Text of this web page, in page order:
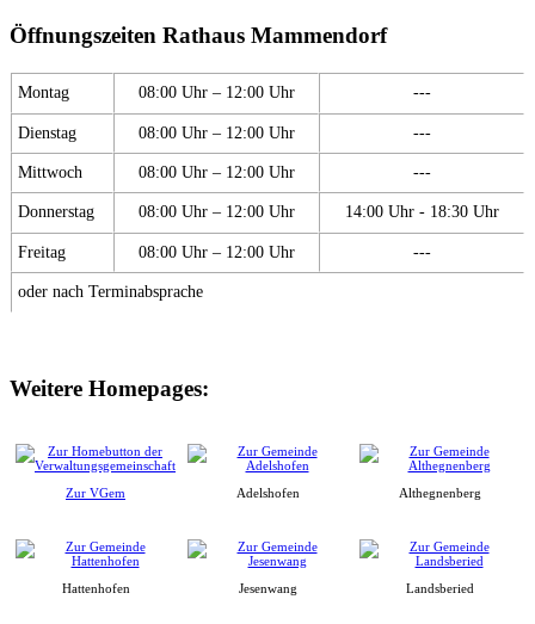
Öffnungszeiten Rathaus Mammendorf
Montag 08:00 Uhr – 12:00 Uhr ---
Dienstag 08:00 Uhr – 12:00 Uhr ---
Mittwoch 08:00 Uhr – 12:00 Uhr ---
Donnerstag 08:00 Uhr – 12:00 Uhr 14:00 Uhr - 18:30 Uhr
Freitag 08:00 Uhr – 12:00 Uhr ---
oder nach Terminabsprache
Weitere Homepages:
Zur VGem Adelshofen Althegnenberg
Hattenhofen Jesenwang Landsberied